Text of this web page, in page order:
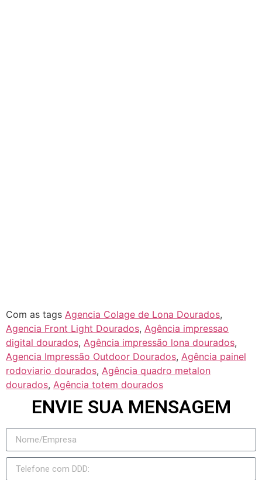
Com as tags Agencia Colage de Lona Dourados,
Agencia Front Light Dourados, Agência impressao
digital dourados, Agência impressão lona dourados,
Agencia Impressão Outdoor Dourados, Agência painel
rodoviario dourados, Agência quadro metalon
dourados, Agência totem dourados
ENVIE SUA MENSAGEM